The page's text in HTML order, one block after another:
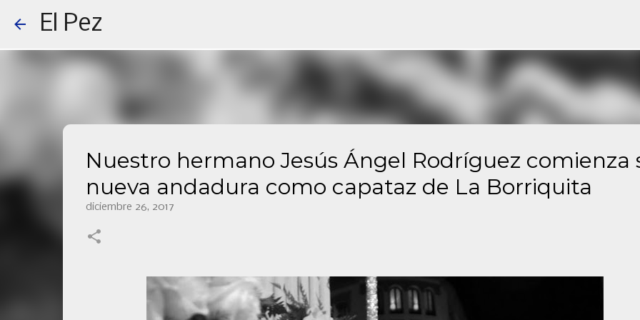
El Pez
Nuestro hermano Jesús Ángel Rodríguez comienza
nueva andadura como capataz de La Borriquita
diciembre 26, 2017